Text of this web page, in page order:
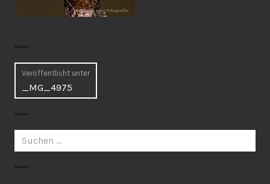
Beitragsnavigation
Veröffentlicht unter
_MG_4975
Suchen
nach: